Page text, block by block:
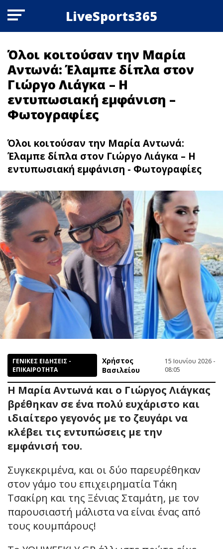
LiveSports365
Όλοι κοιτούσαν την Μαρία
Αντωνά: Έλαμπε δίπλα στον
Γιώργο Λιάγκα – Η
εντυπωσιακή εμφάνιση –
Φωτoγραφίες
Όλοι κοιτούσαν την Μαρία Αντωνά:
Έλαμπε δίπλα στον Γιώργο Λιάγκα – Η
εντυπωσιακή εμφάνιση - Φωτoγραφίες
ΓΕΝΙΚΕΣ ΕΙΔΗΣΕΙΣ -
ΕΠΙΚΑΙΡΟΤΗΤΑ
Χρήστος
Βασιλείου
15 Ιουνίου 2026 -
08:05
Η Μαρία Αντωνά και ο Γιώργος Λιάγκας
βρέθηκαν σε ένα πολύ ευχάριστο και
ιδιαίτερο γεγονός με το ζευγάρι να
κλέβει τις εντυπώσεις με την
εμφάνισή του.
Συγκεκριμένα, και οι δύο παρευρέθηκαν
στον γάμο του επιχειρηματία Τάκη
Τσακίρη και της Ξένιας Σταμάτη, με τον
παρουσιαστή μάλιστα να είναι ένας από
τους κουμπάρους!